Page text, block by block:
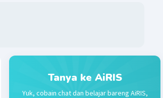
Tanya ke AiRIS
Yuk, cobain chat dan belajar bareng AiRIS,